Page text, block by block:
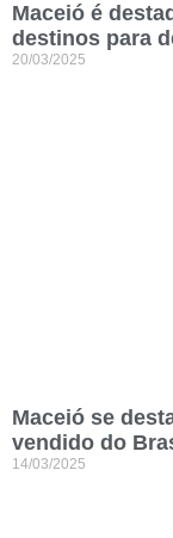
Maceió é
destinos para
20/03/2025
Maceió se
vendido do
14/03/2025